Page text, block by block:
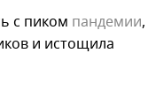
с пиком пандемии,
и истощила